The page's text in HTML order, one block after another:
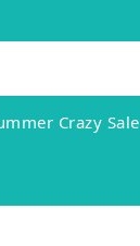
Crazy Sale